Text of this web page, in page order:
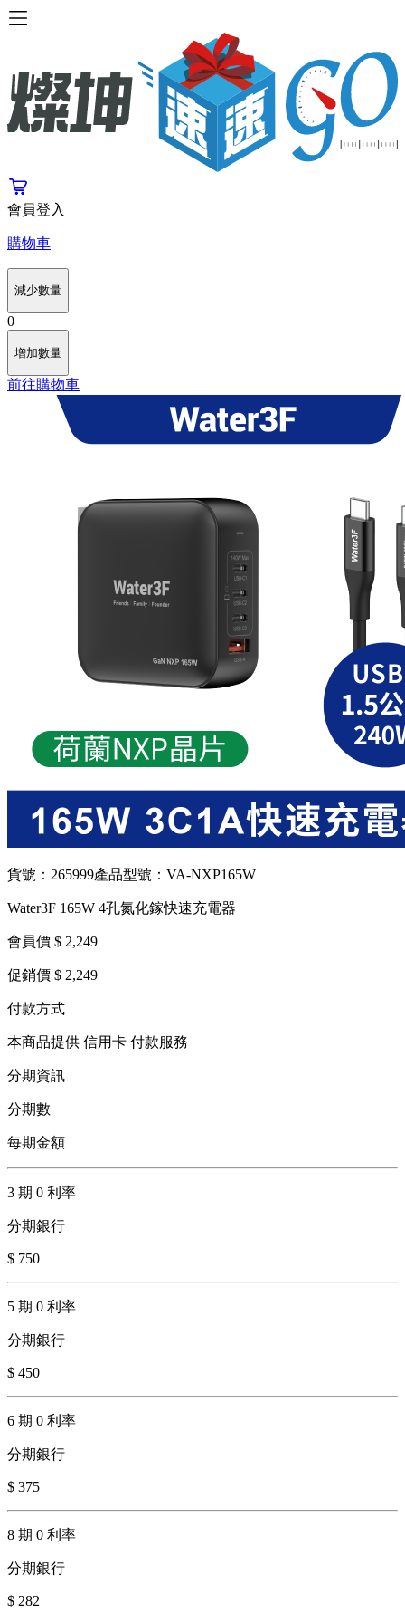
會員登入
購物車
減少數量
0
增加數量
前往購物車
貨號：265999產品型號：VA-NXP165W
Water3F 165W 4孔氮化鎵快速充電器
會員價 $ 2,249
促銷價 $ 2,249
付款方式
本商品提供 信用卡 付款服務
分期資訊
分期數
每期金額
3 期 0 利率
分期銀行
$ 750
5 期 0 利率
分期銀行
$ 450
6 期 0 利率
分期銀行
$ 375
8 期 0 利率
分期銀行
$ 282